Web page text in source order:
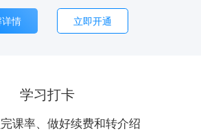
详情 立即开通
学习打卡
课率、做好续费和转介绍